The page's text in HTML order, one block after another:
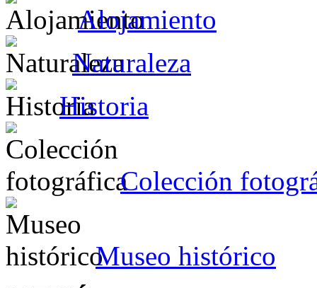
Alojamiento
Naturaleza
Historia
Colección
Museo histórico